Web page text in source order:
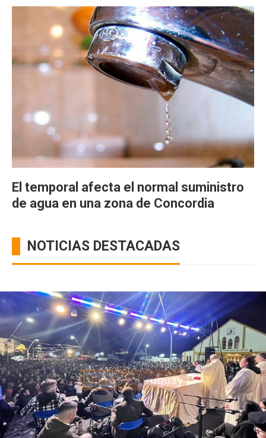
El temporal afecta el normal suministro
de agua en una zona de Concordia
NOTICIAS DESTACADAS